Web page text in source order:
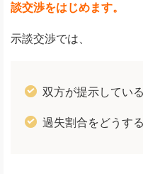
談交渉をはじめます。
示談交渉では、
双方が提示してい
過失割合をどうす